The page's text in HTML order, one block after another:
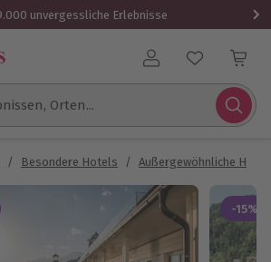
unvergessliche Erlebnisse
Benutzerkonto
Orten...
/ Besondere Hotels / Außergewöhnliche
-15%